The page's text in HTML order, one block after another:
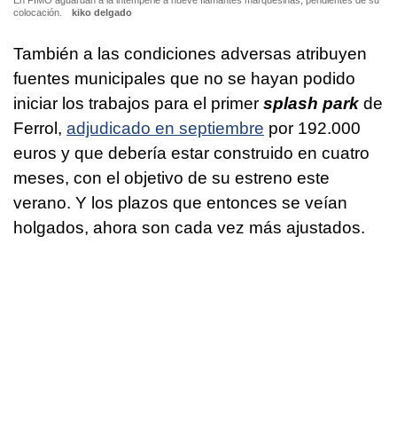
colocación.
kiko delgado
También a las condiciones adversas atribuyen
fuentes municipales que no se hayan podido
iniciar los trabajos para el primer splash park de
Ferrol, adjudicado en septiembre por 192.000
euros y que debería estar construido en cuatro
meses, con el objetivo de su estreno este
verano. Y los plazos que entonces se veían
holgados, ahora son cada vez más ajustados.